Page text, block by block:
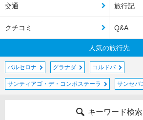
交通 旅行記
クチコミ Q&A
人気の旅行先
バルセロナ グラナダ コルドバ
サンティアゴ・デ・コンポステーラ サンセバ
キーワード検索